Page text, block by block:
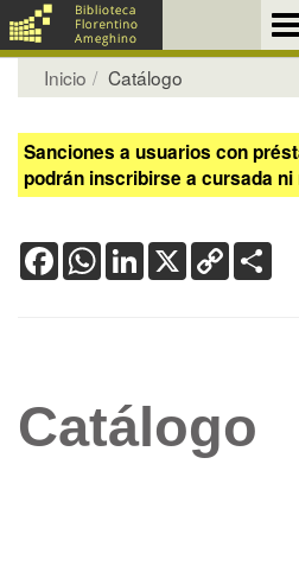
Inicio Catálogo
Sanciones a usuarios con
podrán inscribirse a cursada
FacebookWhatsApp
LinkedIn
X Copy
Link
Catálogo